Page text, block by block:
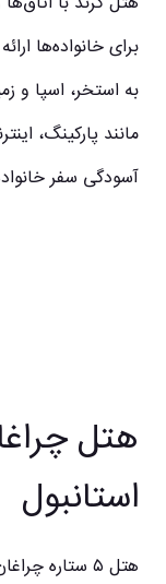
برای خانواده‌ها
به استخر، اسپا و
مانند پارکینگ،
آسودگی سفر
هتل
استانبول
هتل ۵ ستاره